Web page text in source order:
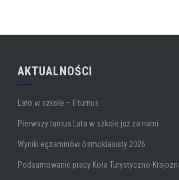
AKTUALNOŚCI
Lato w szkole – II turnus
Pierwszy turnus Lata w szkole już za nami
Wyniki egzaminów ósmoklasisty 2026
Podsumowanie pracy Koła Turystyczno-